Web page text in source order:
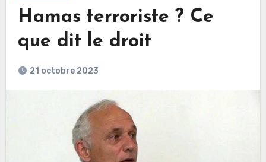
Hamas terroriste ? Ce
que dit le droit
21 octobre 2023